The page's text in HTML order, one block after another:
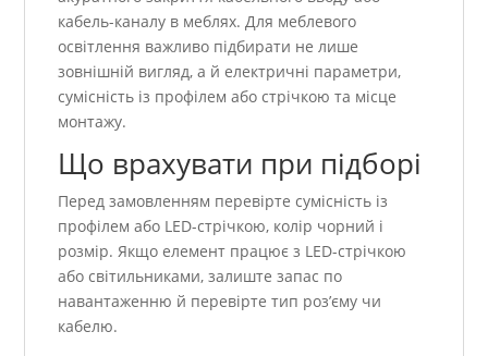
кабель-каналу в меблях. Для меблевого
освітлення важливо підбирати не лише
зовнішній вигляд, а й електричні параметри,
сумісність із профілем або стрічкою та місце
монтажу.
Що врахувати при підборі
Перед замовленням перевірте сумісність із
профілем або LED-стрічкою, колір чорний і
розмір. Якщо елемент працює з LED-стрічкою
або світильниками, залиште запас по
навантаженню й перевірте тип роз’єму чи
кабелю.